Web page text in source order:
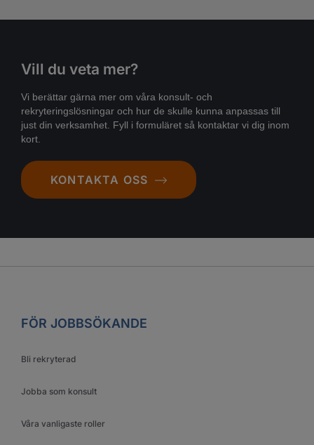
Vill du veta mer?
Vi berättar gärna mer om våra konsult- och
rekryteringslösningar och hur de skulle kunna anpassas till
just din verksamhet. Fyll i formuläret så kontaktar vi dig inom
kort.
KONTAKTA OSS
FÖR JOBBSÖKANDE
Bli rekryterad
Jobba som konsult
Våra vanligaste roller